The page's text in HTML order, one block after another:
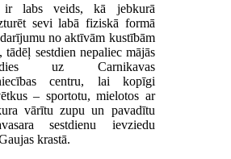
ir labs veids, kā jebkurā
sevi labā fiziskā formā
no aktīvām kustībām
tādēļ sestdien nepaliec mājās
uz Carnikavas
centru, lai kopīgi
– sportotu, mielotos ar
vārītu zupu un pavadītu
sestdienu ievziedu
krastā.